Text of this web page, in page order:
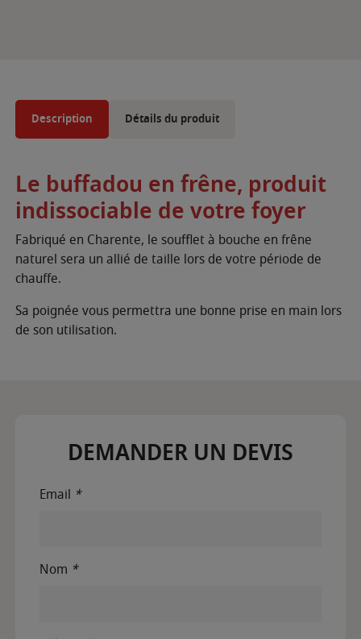
Description Détails du produit
Le buffadou en frêne, produit
indissociable de votre foyer
Fabriqué en Charente, le soufflet à bouche en frêne
naturel sera un allié de taille lors de votre période de
chauffe.
Sa poignée vous permettra une bonne prise en main lors
de son utilisation.
DEMANDER UN DEVIS
Email *
Nom *